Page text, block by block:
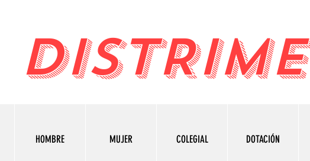
HOMBRE MUJER COLEGIAL DOTACIÓN